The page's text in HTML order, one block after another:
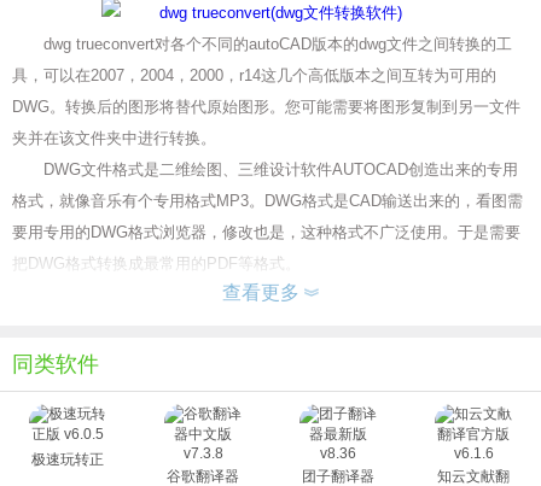
dwg trueconvert对各个不同的autoCAD版本的dwg文件之间转换的工
具，可以在2007，2004，2000，r14这几个高低版本之间互转为可用的
DWG。转换后的图形将替代原始图形。您可能需要将图形复制到另一文件
夹并在该文件夹中进行转换。
DWG文件格式是二维绘图、三维设计软件AUTOCAD创造出来的专用
格式，就像音乐有个专用格式MP3。DWG格式是CAD输送出来的，看图需
要用专用的DWG格式浏览器，修改也是，这种格式不广泛使用。于是需要
把DWG格式转换成最常用的PDF等格式。
汉化文件，这三个文件都得用上。先双击安装文件Acme CAD
Converter8_2015 8.6.7.1430.exe开始安装
2、点击下一步NEXT，同意协议、修改安装地址、建立桌面图标
查看更多
同类软件
极速玩转正
谷歌翻译器
团子翻译器
知云文献翻